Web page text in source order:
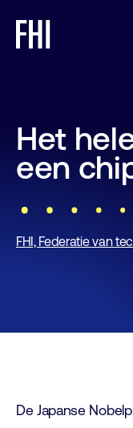
Het
een
FHI, Federatie van
De Japanse